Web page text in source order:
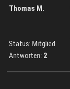
Thomas M.
Status: Mitglied
Antworten: 2